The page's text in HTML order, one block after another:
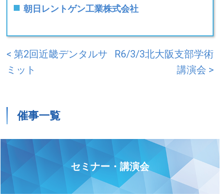
朝日レントゲン工業株式会社
R6/3/3北大阪支部学術
講演会 >
< 第2回近畿デンタルサ
ミット
催事一覧
セミナー・講演会